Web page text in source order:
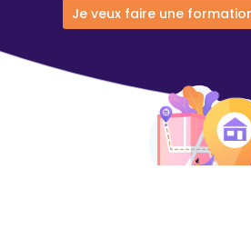
Je veux faire une